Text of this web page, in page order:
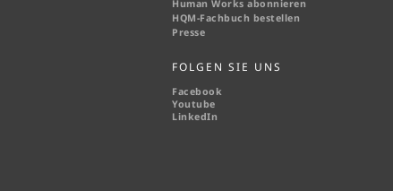
Human Works abonnieren
HQM-Fachbuch bestellen
Presse
FOLGEN SIE UNS
Facebook
Youtube
LinkedIn